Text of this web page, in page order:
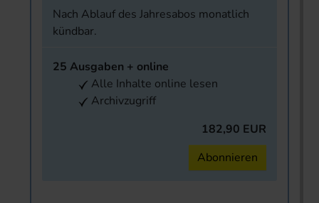
Nach Ablauf des Jahresabos monatlich
kündbar.
25 Ausgaben + online
Alle Inhalte online lesen
Archivzugriff
182,90 EUR
Abonnieren